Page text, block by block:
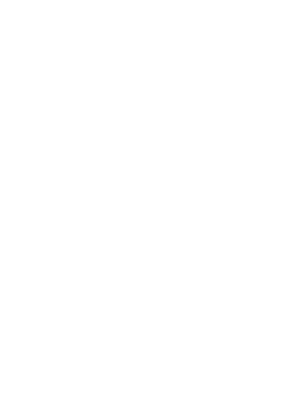
/ pizzerie, soukromá společenská
hlavní jídlo s 1 či 2 přílohami, dezert či
postelí a případně 1 či 2 dalšími